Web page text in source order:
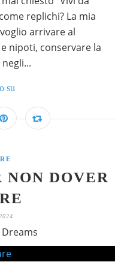
replichi? La mia
arrivare al
nipoti, conservare la
su
NON DOVER